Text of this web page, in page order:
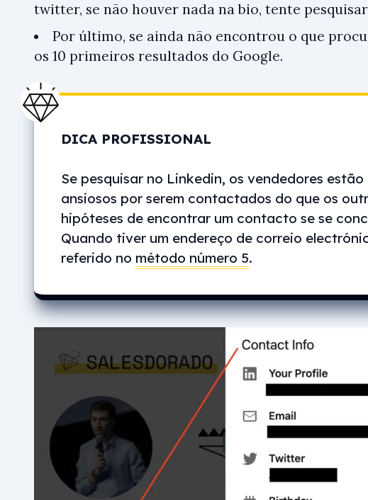
twitter, se não houver nada na bio, tente pesquisar
Por último, se ainda não encontrou o que
os 10 primeiros resultados do Google.
DICA PROFISSIONAL
Se pesquisar no Linkedin, os vendedores
ansiosos por serem contactados do que os
hipóteses de encontrar um contacto se se
Quando tiver um endereço de correio
referido no método número 5.